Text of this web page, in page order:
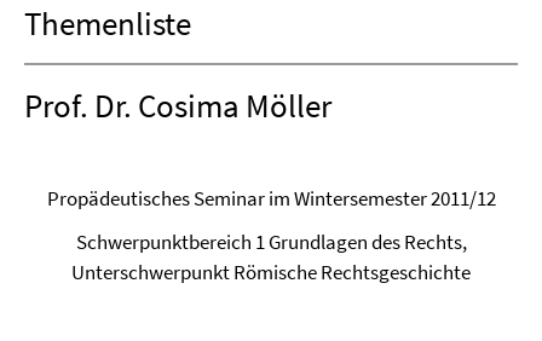
Themenliste
Prof. Dr. Cosima Möller
Propädeutisches Seminar im Wintersemester 2011/12
Schwerpunktbereich 1 Grundlagen des Rechts,
Unterschwerpunkt Römische Rechtsgeschichte